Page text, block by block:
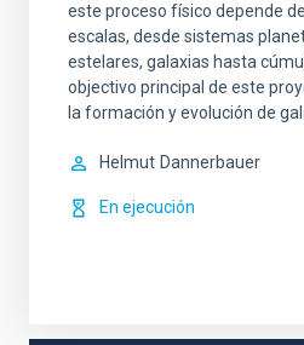
este proceso físico depende
escalas, desde sistemas
estelares, galaxias hasta
objectivo principal de este
la formación y evolución de
Helmut Dannerbauer
En ejecución